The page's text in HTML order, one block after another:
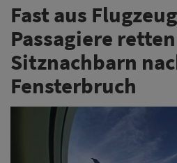
Fast aus
Passagiere retten
Sitznachbarn
Fensterbruch